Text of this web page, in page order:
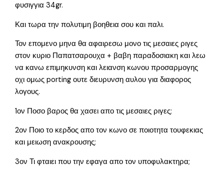
φυσιγγια 34gr.
Και τωρα την πολυτιμη βοηθεια σου και παλι.
Τον επομενο μηνα θα αφαιρεσω μονο τις μεσαιες ριγες
στον κυριο Παπατσαρουχα + βαβη παραδοσιακη και λεω
να κανω επιμηκυνση και λειανση κωνου προσαρμογης
οχι ομως porting ουτε διευρυνση αυλου για διαφορος
λογους.
1ον Ποσο βαρος θα χασει απο τις μεσαιες ριγες;
2ον Ποιο το κερδος απο τον κωνο σε ποιοτητα τουφεκιας
και μειωση ανακρουσης;
3ον Τι φταιει που την εφαγα απο τον υποφυλακτηρα;